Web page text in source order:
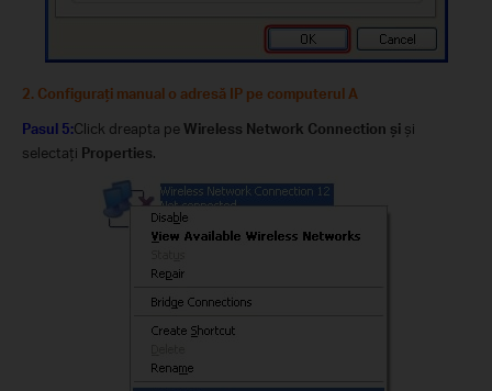
2. Configuraţi manual o adresă IP pe computerul A
Pasul 5:Click dreapta peWireless Network Connection şi şi
selectaţi Properties.